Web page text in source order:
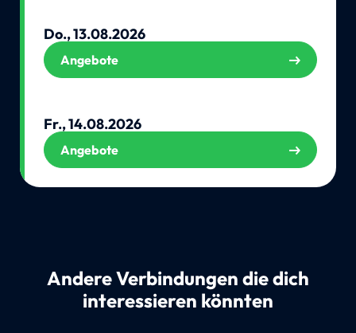
Do., 13.08.2026
Angebote
Fr., 14.08.2026
Angebote
Andere Verbindungen die dich
interessieren könnten